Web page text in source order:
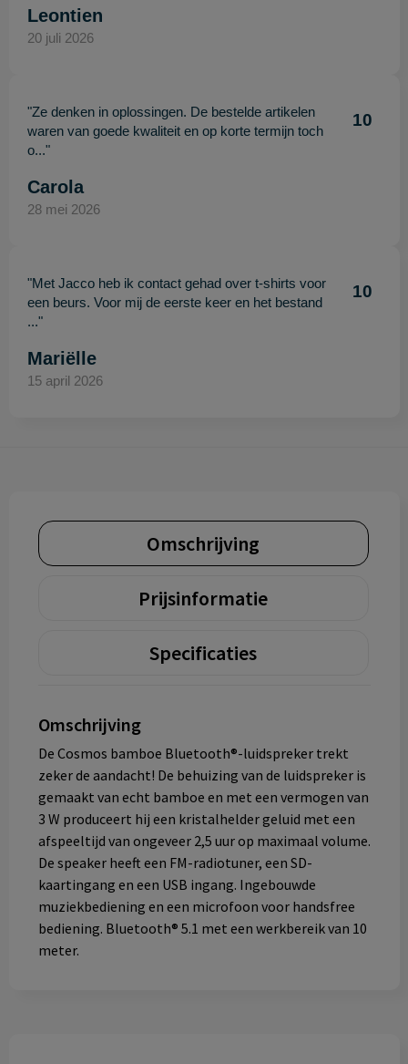
Leontien
20 juli 2026
"Ze denken in oplossingen. De bestelde artikelen
waren van goede kwaliteit en op korte termijn toch
o..."
10
Carola
28 mei 2026
"Met Jacco heb ik contact gehad over t-shirts voor
een beurs. Voor mij de eerste keer en het bestand
..."
10
Mariëlle
15 april 2026
Omschrijving
Prijsinformatie
Specificaties
Omschrijving
De Cosmos bamboe Bluetooth®-luidspreker trekt
zeker de aandacht! De behuizing van de luidspreker is
gemaakt van echt bamboe en met een vermogen van
3 W produceert hij een kristalhelder geluid met een
afspeeltijd van ongeveer 2,5 uur op maximaal volume.
De speaker heeft een FM-radiotuner, een SD-
kaartingang en een USB ingang. Ingebouwde
muziekbediening en een microfoon voor handsfree
bediening. Bluetooth® 5.1 met een werkbereik van 10
meter.